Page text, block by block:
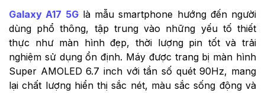
Galaxy A17 5Glà mẫu smartphone hướng đến người
dùng phổ thông, tập trung vào những yếu tố thiết
thực như màn hình đẹp, thời lượng pin tốt và trải
nghiệm sử dụng ổn định. Máy được trang bị màn hình
Super AMOLED 6.7 inch với tần số quét 90Hz, mang
lại chất lượng hiển thị sắc nét, màu sắc sống động và